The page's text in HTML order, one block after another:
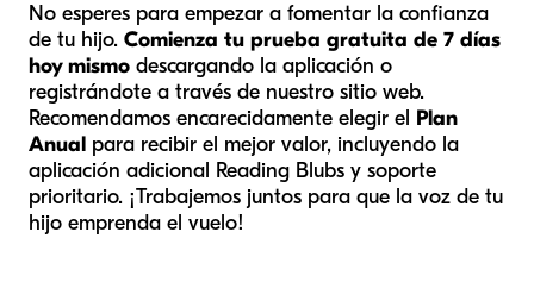
No esperes para empezar a fomentar la confianza
de tu hijo. Comienza tu prueba gratuita de 7 días
hoy mismo descargando la aplicación o
registrándote a través de nuestro sitio web.
Recomendamos encarecidamente elegir el Plan
Anual para recibir el mejor valor, incluyendo la
aplicación adicional Reading Blubs y soporte
prioritario. ¡Trabajemos juntos para que la voz de tu
hijo emprenda el vuelo!